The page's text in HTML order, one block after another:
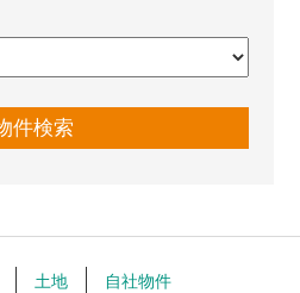
土地
自社物件